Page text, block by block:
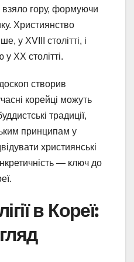
гору, формуючи
Християнство
у XVIII столітті, і
ХХ столітті.
створив
корейці можуть
традиції,
принципам у
християнські
— ключ до
в Кореї: